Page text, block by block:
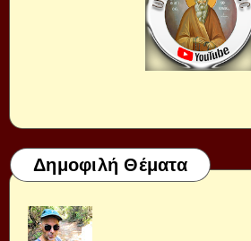
Δημοφιλή Θέματα